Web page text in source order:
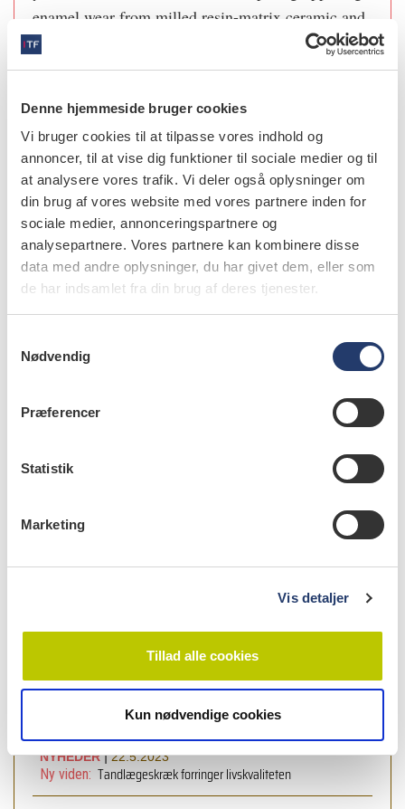
Denne hjemmeside bruger cookies
Vi bruger cookies til at tilpasse vores indhold og
annoncer, til at vise dig funktioner til sociale medier og til
at analysere vores trafik. Vi deler også oplysninger om
din brug af vores website med vores partnere inden for
sociale medier, annonceringspartnere og
analysepartnere. Vores partnere kan kombinere disse
data med andre oplysninger, du har givet dem, eller som
de har indsamlet fra din brug af deres tjenester.
Nødvendig
Præferencer
Statistik
Marketing
Vis detaljer
Tillad alle cookies
Kun nødvendige cookies
enamel wear from milled resin-matrix ceramic and
direct bulk-fill composite overlays. BDJ Open
2026;12:19.
info
Nr. 5 | 2026
NYHEDER|13.6.2024
Ny viden:Tandsten giver ny viden om spedalskhed i
NYHEDER|22.5.2023
Ny viden: Tandlægeskræk forringer livskvaliteten